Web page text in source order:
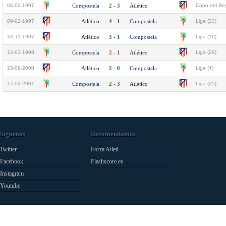
04-02-1997 Compostela 2 - 3 Atlético Copa del
09-02-1997 Atlético 4 - 1 Compostela Liga (23)
09-11-1997 Atlético 3 - 1 Compostela Liga (10)
14-03-1998 Compostela 2 - 1 Atlético Liga (29)
23-09-2000 Atlético 2 - 0 Compostela Liga (4)
17-02-2001 Compostela 2 - 3 Atlético Liga (25)
Síguenos
Twitter
Facebook
Instagram
Youtube
Recomendamos
Forza Atleti
Flashscore.es